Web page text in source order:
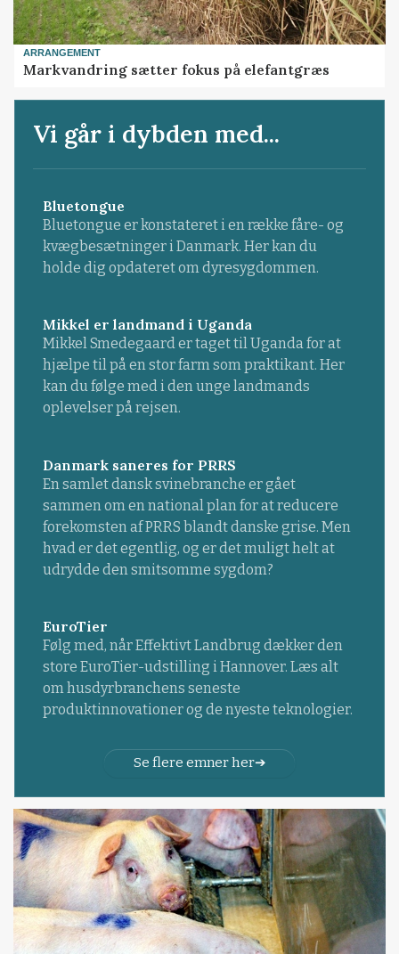
ARRANGEMENT
Markvandring sætter fokus på elefantgræs
Vi går i dybden med...
Bluetongue
Bluetongue er konstateret i en række fåre- og
kvægbesætninger i Danmark. Her kan du
holde dig opdateret om dyresygdommen.
Mikkel er landmand i Uganda
Mikkel Smedegaard er taget til Uganda for at
hjælpe til på en stor farm som praktikant. Her
kan du følge med i den unge landmands
oplevelser på rejsen.
Danmark saneres for PRRS
En samlet dansk svinebranche er gået
sammen om en national plan for at reducere
forekomsten af PRRS blandt danske grise. Men
hvad er det egentlig, og er det muligt helt at
udrydde den smitsomme sygdom?
EuroTier
Følg med, når Effektivt Landbrug dækker den
store EuroTier-udstilling i Hannover. Læs alt
om husdyrbranchens seneste
produktinnovationer og de nyeste teknologier.
Se flere emner her